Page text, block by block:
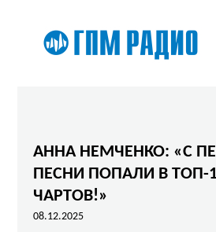
АННА НЕМЧЕНКО: «С
ПЕСНИ ПОПАЛИ В ТОП-
ЧАРТОВ!»
08.12.2025